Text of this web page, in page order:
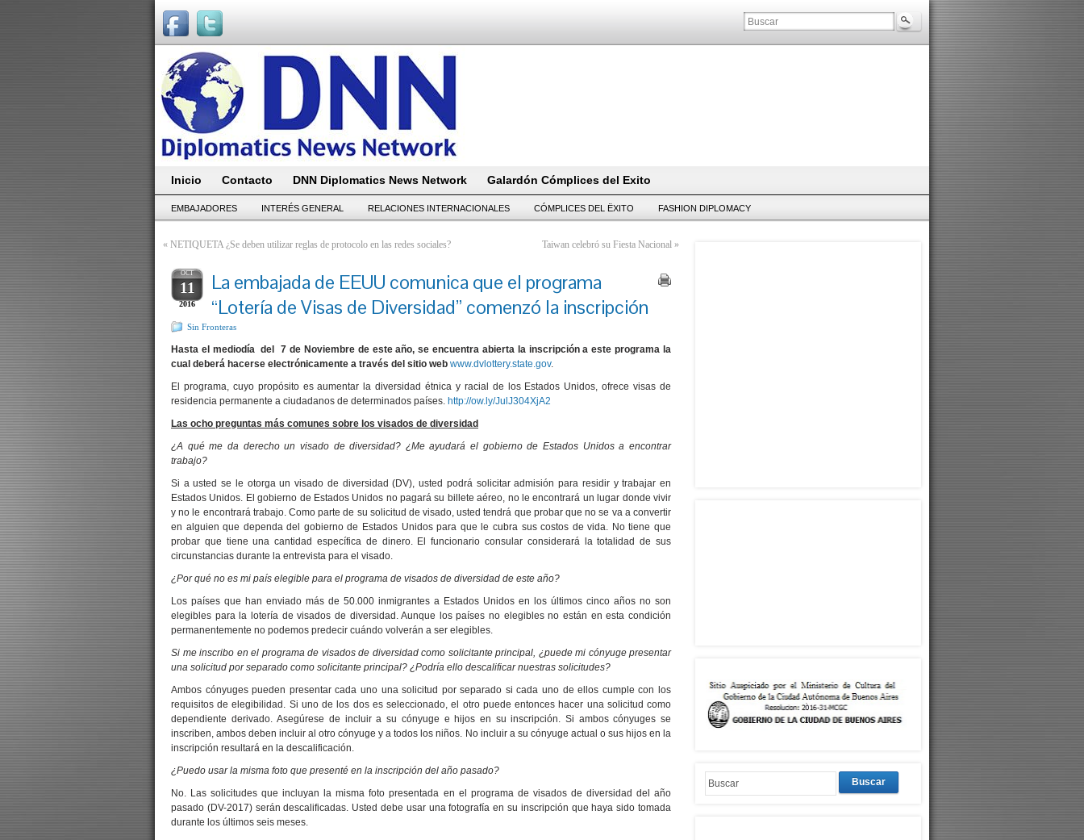
Inicio Contacto DNN Diplomatics News Network Galardón Cómplices del Exito
EMBAJADORES INTERÉS GENERAL RELACIONES INTERNACIONALES CÓMPLICES DEL ËXITO FASHION DIPLOMACY
« NETIQUETA ¿Se deben utilizar reglas de protocolo en las redes sociales? Taiwan celebró su Fiesta Nacional »
OCT
11
2016
La embajada de EEUU comunica que el programa
“Lotería de Visas de Diversidad” comenzó la inscripción
Sin Fronteras
Hasta el mediodía del 7 de Noviembre de este año, se encuentra abierta la inscripción a este programa la
cual deberá hacerse electrónicamente a través del sitio web www.dvlottery.state.gov.
El programa, cuyo propósito es aumentar la diversidad étnica y racial de los Estados Unidos, ofrece visas de
residencia permanente a ciudadanos de determinados países. http://ow.ly/JulJ304XjA2
Las ocho preguntas más comunes sobre los visados de diversidad
¿A qué me da derecho un visado de diversidad? ¿Me ayudará el gobierno de Estados Unidos a encontrar
trabajo?
Si a usted se le otorga un visado de diversidad (DV), usted podrá solicitar admisión para residir y trabajar en
Estados Unidos. El gobierno de Estados Unidos no pagará su billete aéreo, no le encontrará un lugar donde vivir
y no le encontrará trabajo. Como parte de su solicitud de visado, usted tendrá que probar que no se va a convertir
en alguien que dependa del gobierno de Estados Unidos para que le cubra sus costos de vida. No tiene que
probar que tiene una cantidad específica de dinero. El funcionario consular considerará la totalidad de sus
circunstancias durante la entrevista para el visado.
¿Por qué no es mi país elegible para el programa de visados de diversidad de este año?
Los países que han enviado más de 50.000 inmigrantes a Estados Unidos en los últimos cinco años no son
elegibles para la lotería de visados de diversidad. Aunque los países no elegibles no están en esta condición
permanentemente no podemos predecir cuándo volverán a ser elegibles.
Si me inscribo en el programa de visados de diversidad como solicitante principal, ¿puede mi cónyuge presentar
una solicitud por separado como solicitante principal? ¿Podría ello descalificar nuestras solicitudes?
Ambos cónyuges pueden presentar cada uno una solicitud por separado si cada uno de ellos cumple con los
requisitos de elegibilidad. Si uno de los dos es seleccionado, el otro puede entonces hacer una solicitud como
dependiente derivado. Asegúrese de incluir a su cónyuge e hijos en su inscripción. Si ambos cónyuges se
inscriben, ambos deben incluir al otro cónyuge y a todos los niños. No incluir a su cónyuge actual o sus hijos en la
inscripción resultará en la descalificación.
¿Puedo usar la misma foto que presenté en la inscripción del año pasado?
No. Las solicitudes que incluyan la misma foto presentada en el programa de visados de diversidad del año
pasado (DV-2017) serán descalificadas. Usted debe usar una fotografía en su inscripción que haya sido tomada
durante los últimos seis meses.
Buscar